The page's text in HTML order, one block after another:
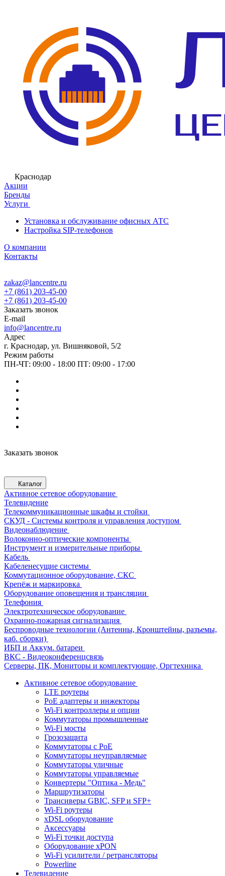
Краснодар
Акции
Бренды
Услуги
Установка и обслуживание офисных АТС
Настройка SIP-телефонов
О компании
Контакты
zakaz@lancentre.ru
+7 (861) 203-45-00
+7 (861) 203-45-00
Заказать звонок
E-mail
info@lancentre.ru
Адрес
г. Краснодар, ул. Вишняковой, 5/2
Режим работы
ПН-ЧТ: 09:00 - 18:00 ПТ: 09:00 - 17:00
Заказать звонок
Каталог
Активное сетевое оборудование
Телевидение
Телекоммуникационные шкафы и стойки
СКУД - Системы контроля и управления доступом
Видеонаблюдение
Волоконно-оптические компоненты
Инструмент и измерительные приборы
Кабель
Кабеленесущие системы
Коммутационное оборудование, СКС
Крепёж и маркировка
Оборудование оповещения и трансляции
Телефония
Электротехническое оборудование
Охранно-пожарная сигнализация
Беспроводные технологии (Антенны, Кронштейны, разъемы,
каб. сборки)
ИБП и Аккум. батареи
ВКС - Видеоконференцсвязь
Серверы, ПК, Мониторы и комплектующие, Оргтехника
Активное сетевое оборудование
LTE роутеры
PoE адаптеры и инжекторы
Wi-Fi контроллеры и опции
Коммутаторы промышленные
Wi-Fi мосты
Грозозащита
Коммутаторы c PoE
Коммутаторы неуправляемые
Коммутаторы уличные
Коммутаторы управляемые
Конвертеры "Оптика - Медь"
Маршрутизаторы
Трансиверы GBIC, SFP и SFP+
Wi-Fi роутеры
xDSL оборудование
Аксессуары
Wi-Fi точки доступа
Оборудование хPON
Wi-Fi усилители / ретрансляторы
Powerline
Телевидение